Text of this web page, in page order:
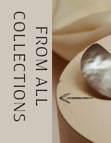
FROM ALL
COLLECTIONS